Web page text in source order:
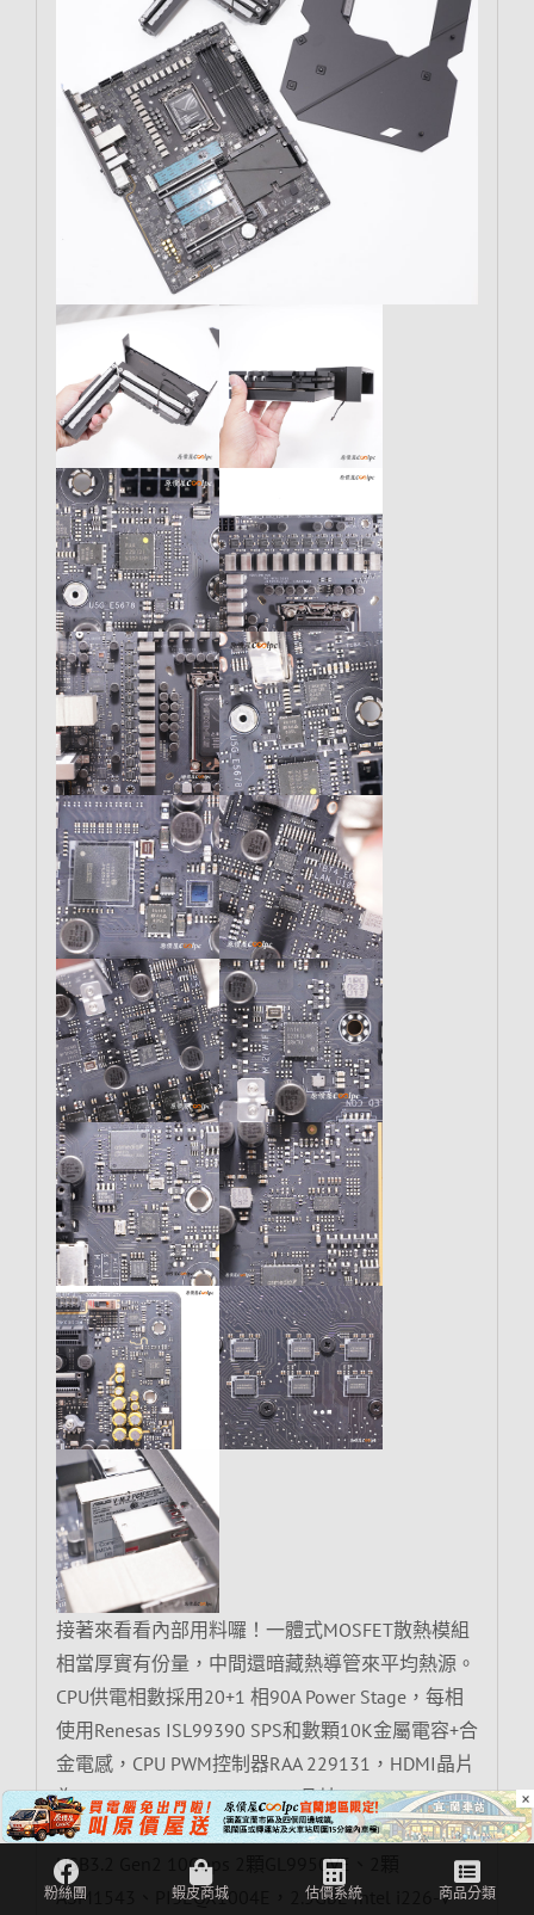
接著來看看內部用料囉！一體式MOSFET散熱模組
相當厚實有份量，中間還暗藏熱導管來平均熱源。
CPU供電相數採用20+1 相90A Power Stage，每相
使用Renesas ISL99390 SPS和數顆10K金屬電容+合
金電感，CPU PWM控制器RAA 229131，HDMI晶片
為IT66318FN、Thuderbolt 4 晶片 Intel JHL8540、
USB Type-C/USB PD控制器TPS65994AD和RA14B，
USB3.2 Gen2 10Gbps 2顆GL9950VE、2顆
ASM1543、PI3EQX1004E，2.5GbE Intel i226-V
×